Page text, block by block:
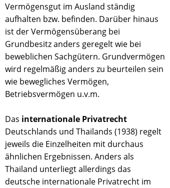
Vermögensgut im Ausland ständig
aufhalten bzw. befinden. Darüber hinaus
ist der Vermögensüberang bei
Grundbesitz anders geregelt wie bei
beweblichen Sachgütern. Grundvermögen
wird regelmäßig anders zu beurteilen sein
wie bewegliches Vermögen,
Betriebsvermögen u.v.m.
Das internationale Privatrecht
Deutschlands und Thailands (1938) regelt
jeweils die Einzelheiten mit durchaus
ähnlichen Ergebnissen. Anders als
Thailand unterliegt allerdings das
deutsche internationale Privatrecht im